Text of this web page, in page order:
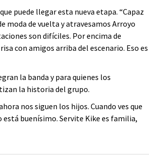
puede llegar esta nueva etapa. “Capaz
moda de vuelta y atravesamos Arroyo
son difíciles. Por encima de
con amigos arriba del escenario. Eso es
la banda y para quienes los
la historia del grupo.
nos siguen los hijos. Cuando ves que
buenísimo. Servite Kike es familia,